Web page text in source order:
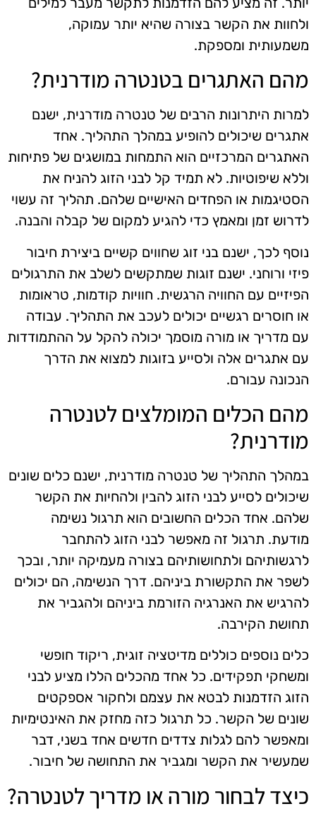
ולחוות את הקשר בצורה שהיא יותר עמוקה,
משמעותית ומספקת.
מהם האתגרים בטנטרה מודרנית?
למרות היתרונות הרבים של טנטרה מודרנית, ישנם
אתגרים שיכולים להופיע במהלך התהליך. אחד
האתגרים המרכזיים הוא התמחות במושגים של פתיחות
וללא שיפוטיות. לא תמיד קל לבני הזוג להניח את
הסטיגמות או הפחדים האישיים שלהם. תהליך זה עשוי
לדרוש זמן ומאמץ כדי להגיע למקום של קבלה והבנה.
נוסף לכך, ישנם בני זוג שחווים קשיים ביצירת חיבור
פיזי ורוחני. ישנם זוגות שמתקשים לשלב את התרגולים
הפיזיים עם החוויה הרגשית. חוויות קודמות, טראומות
או חוסרים רגשיים יכולים לעכב את התהליך. עבודה
עם מדריך או מורה מוסמך יכולה להקל על ההתמודדות
עם אתגרים אלה ולסייע בזוגות למצוא את הדרך
הנכונה עבורם.
מהם הכלים המומלצים לטנטרה
מודרנית?
במהלך התהליך של טנטרה מודרנית, ישנם כלים שונים
שיכולים לסייע לבני הזוג להבין ולהחיות את הקשר
שלהם. אחד הכלים החשובים הוא תרגול נשימה
מודעת. תרגול זה מאפשר לבני הזוג להתחבר
לרגשותיהם ולתחושותיהם בצורה מעמיקה יותר, ובכך
לשפר את התקשורת ביניהם. דרך הנשימה, הם יכולים
להרגיש את האנרגיה הזורמת ביניהם ולהגביר את
תחושת הקירבה.
כלים נוספים כוללים מדיטציה זוגית, ריקוד חופשי
ומשחקי תפקידים. כל אחד מהכלים הללו מציע לבני
הזוג הזדמנות לבטא את עצמם ולחקור אספקטים
שונים של הקשר. כל תרגול כזה מחזק את האינטימיות
ומאפשר להם לגלות צדדים חדשים אחד בשני, דבר
שמעשיר את הקשר ומגביר את התחושה של חיבור.
כיצד לבחור מורה או מדריך לטנטרה?